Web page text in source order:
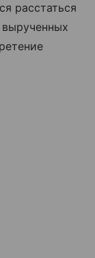
расстаться